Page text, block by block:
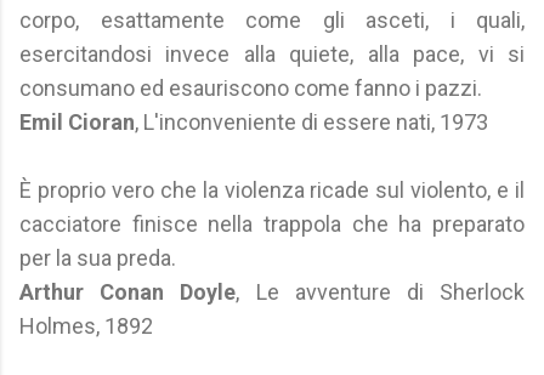
corpo, esattamente come gli asceti, i quali,
esercitandosi invece alla quiete, alla pace, vi si
consumano ed esauriscono come fanno i pazzi.
Emil Cioran, L'inconveniente di essere nati, 1973
È proprio vero che la violenza ricade sul violento, e il
cacciatore finisce nella trappola che ha preparato
per la sua preda.
Arthur Conan Doyle, Le avventure di Sherlock
Holmes, 1892